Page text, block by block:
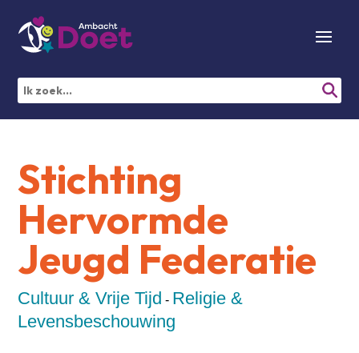
Stichting
Hervormde
Jeugd Federatie
Cultuur & Vrije Tijd - Religie &
Levensbeschouwing